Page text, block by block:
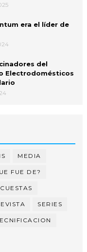
era el líder de
del
Electrodomésticos
MEDIA
FUE DE?
SERIES